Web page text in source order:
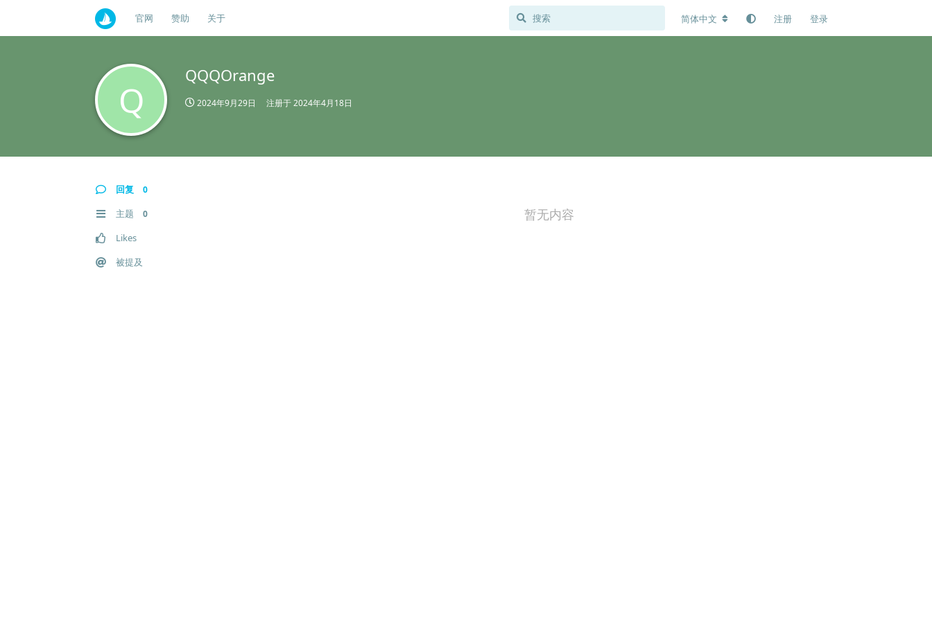
官网 赞助 关于 简体中文 注册 登录
Q
QQQOrange
2024年9月29日 注册于2024年4月18日
回复 0
主题 0
Likes
被提及
暂无内容